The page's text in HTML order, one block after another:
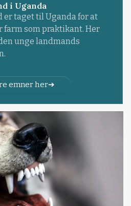
i Uganda
er taget til Uganda for at
som praktikant. Her
unge landmands
emner her